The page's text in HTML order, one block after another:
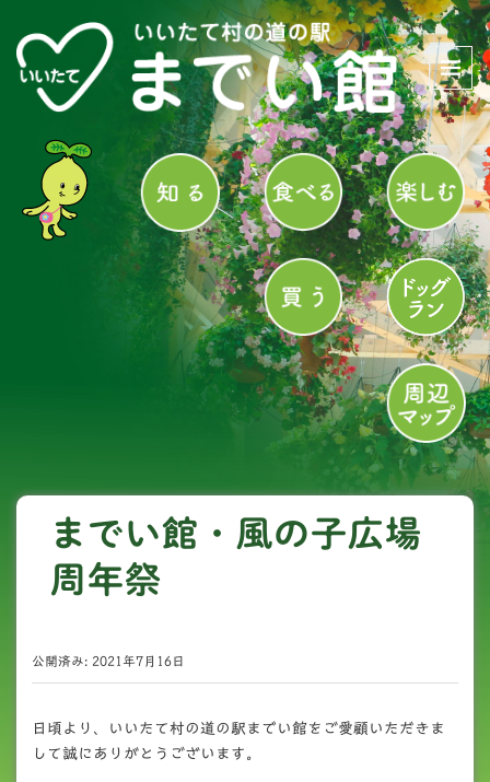
までい館・風の子広場
周年祭
公開済み: 2021年7月16日
日頃より、いいたて村の道の駅までい館をご愛顧いただきま
して誠にありがとうございます。